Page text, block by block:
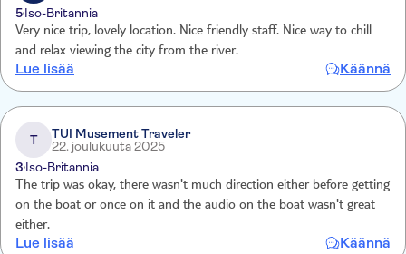
5Iso-Britannia
Very nice trip, lovely location. Nice friendly staff. Nice way to chill
and relax viewing the city from the river.
Lue lisää Käännä
T
TUI Musement Traveler
22. joulukuuta 2025
3 Iso-Britannia
The trip was okay, there wasn't much direction either before getting
on the boat or once on it and the audio on the boat wasn't great
either.
Lue lisää Käännä